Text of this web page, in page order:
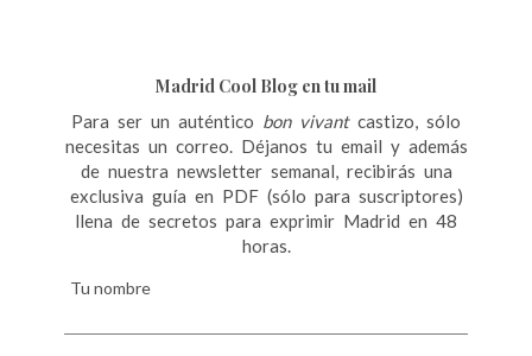
Madrid Cool Blog en tu mail
Para ser un auténtico bon vivantcastizo, sólo
necesitas un correo. Déjanos tu email y además
de nuestra newsletter semanal, recibirás una
exclusiva guía en PDF (sólo para suscriptores)
llena de secretos para exprimir Madrid en 48
horas.
Tu nombre